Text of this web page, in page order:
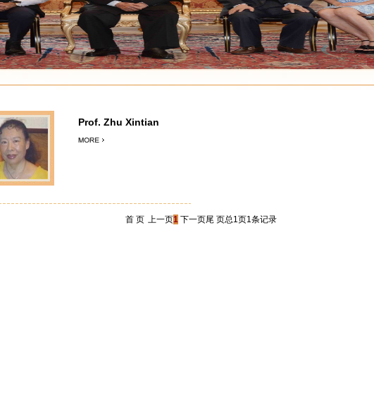
Prof. Zhu Xintian
首 页 上一页1 下一页尾 页总1页1条记录